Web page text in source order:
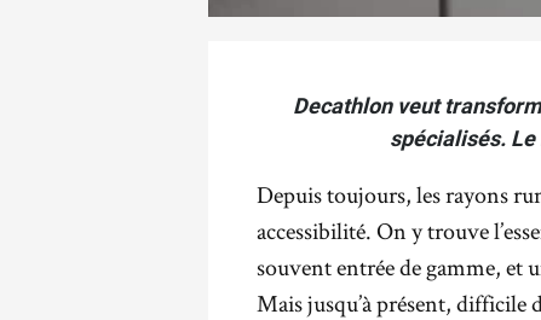
Decathlon veut
spécialisés.
Depuis toujours, les rayons
accessibilité. On y trouve
souvent entrée de gamme, et
Mais jusqu’à présent, difficile